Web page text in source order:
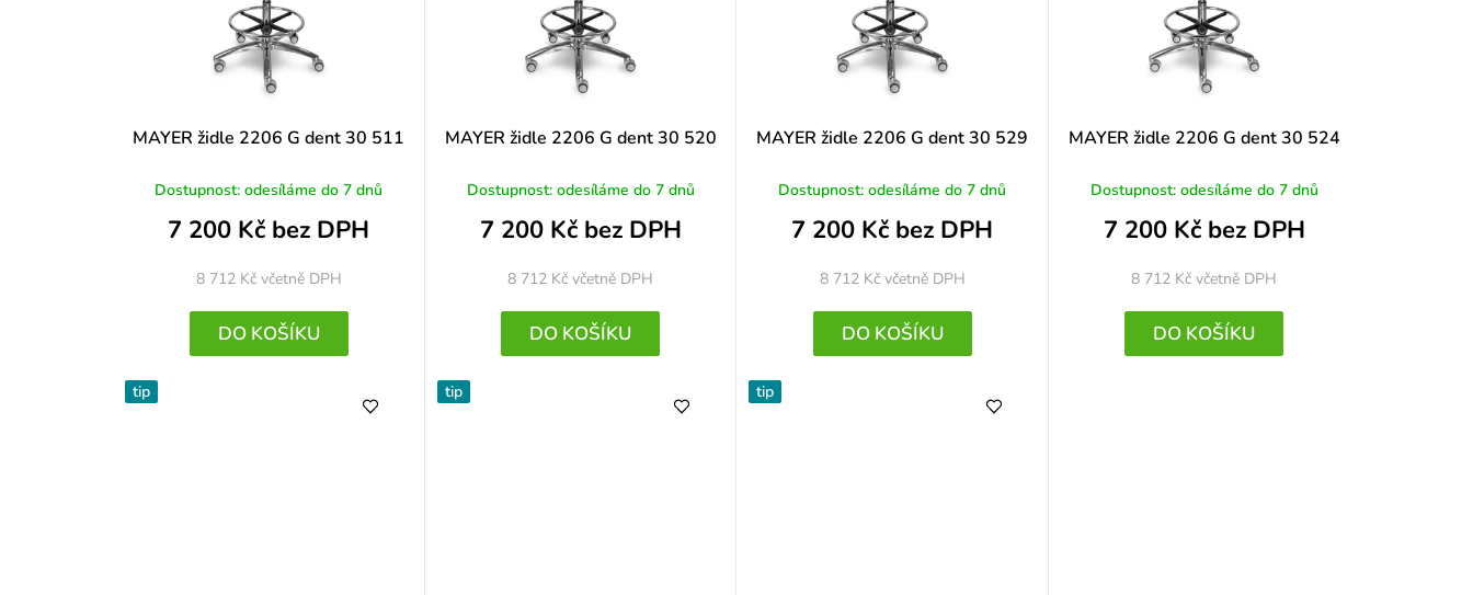
MAYER židle 2206 G dent 30 511
Dostupnost: odesíláme do 7 dnů
7 200 Kč bez DPH
8 712 Kč včetně DPH
DO KOŠÍKU
MAYER židle 2206 G dent 30 520
Dostupnost: odesíláme do 7 dnů
7 200 Kč bez DPH
8 712 Kčvčetně DPH
DO KOŠÍKU
MAYER židle 2206 G dent 30 529
Dostupnost: odesíláme do 7 dnů
7 200 Kč bez DPH
8 712 Kč včetně DPH
DO KOŠÍKU
MAYER židle 2206 G dent 30 524
Dostupnost: odesíláme do 7 dnů
7 200 Kč bez DPH
8 712 Kčvčetně DPH
DO KOŠÍKU
tip tip tip